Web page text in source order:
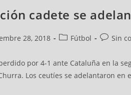
cadete se
28, 2018 Fútbol Sin
por 4-1 ante Cataluña en la
Los ceutíes se adelantaron